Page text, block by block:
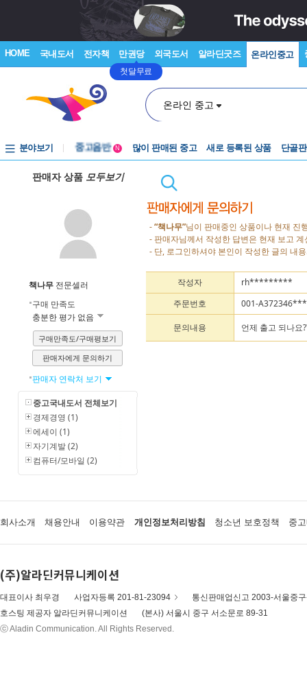
HOME 국내도서 전자책 만권당
첫달무료
외국도서 알라딘굿즈 온라인중고
온라인 중고
분야보기
중고음반
중고음반
N 많이 판매된 중고 새로 등록된 상품 단골
판매자 상품 모두보기
책나무 전문셀러
구매 만족도
충분한 평가 없음
구매만족도/구매평보기
판매자에게 문의하기
판매자 연락처 보기
중고국내도서 전체보기
경제경영 (1)
에세이 (1)
자기계발 (2)
컴퓨터/모바일 (2)
-“책나무”님이 판매중인 상품이나 현재 진
- 판매자님께서 작성한 답변은 현재 보고
- 단, 로그인하셔야 본인이 작성한 글의 내
작성자
rh*********
주문번호
001-A372346***
문의내용 언제 출고 되나요
회사소개 채용안내 이용약관 개인정보처리방침 청소년 보호정책 중
(주)알라딘커뮤니케이션
대표이사 최우경 사업자등록 201-81-23094
통신판매업신고 2003-서울중
호스팅 제공자 알라딘커뮤니케이션
(본사) 서울시 중구 서소문로 89-31
ⓒ Aladin Communication. All Rights Reserved.